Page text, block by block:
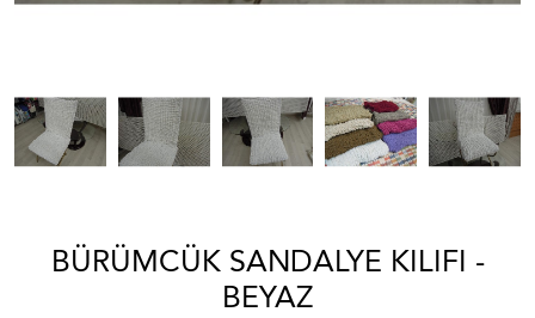
BÜRÜMCÜK SANDALYE KILIFI -
BEYAZ